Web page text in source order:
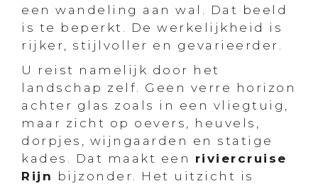
een wandeling aan wal. Dat beeld
is te beperkt. De werkelijkheid is
rijker, stijlvoller en gevarieerder.
U reist namelijk door het
landschap zelf. Geen verre horizon
achter glas zoals in een vliegtuig,
maar zicht op oevers, heuvels,
dorpjes, wijngaarden en statige
kades. Dat maakt een riviercruise
Rijn bijzonder. Het uitzicht is